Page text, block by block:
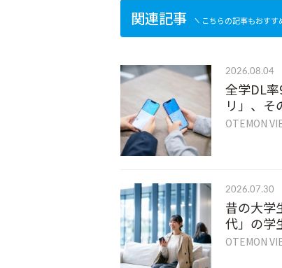
関連記事 こちらの記事もおすす
2026.08.04
全学DL
リ」、そ
OTEMON
2026.07.30
昔の大学
代」の学
OTEMON